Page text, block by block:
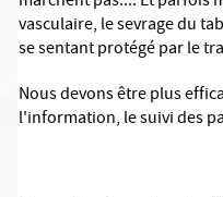
vasculaire, le sevrage du
se sentant protégé par le
Nous devons être plus
l'information, le suivi des